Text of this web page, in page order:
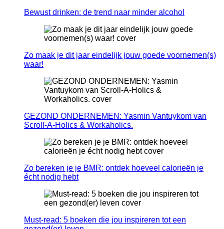
Bewust drinken: de trend naar minder alcohol
Zo maak je dit jaar eindelijk jouw goede voornemen(s)
waar!
GEZOND ONDERNEMEN: Yasmin Vantuykom van
Scroll-A-Holics & Workaholics.
Zo bereken je je BMR: ontdek hoeveel calorieën je
écht nodig hebt
Must-read: 5 boeken die jou inspireren tot een